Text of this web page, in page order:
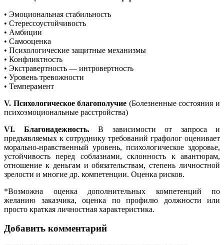
• Эмоциональная стабильность
• Стерессоустойчивость
• Амбиции
• Самооценка
• Психологические защитные механизмы
• Конфликтность
• Экстравертность — интровертность
• Уровень тревожности
• Темперамент
V. Психологическое благополучие (Болезненные состояния и
психоэмоциональные расстройства)
VI. Благонадежность. В зависимости от запроса и
предъявляемых к сотруднику требований графолог оценивает
морально-нравственный уровень, психологическое здоровье,
устойчивость перед соблазнами, склонность к авантюрам,
отношение к деньгам и обязательствам, степень личностной
зрелости и многие др. компетенции. Оценка рисков.
*Возможна оценка дополнительных компетенций по
желанию заказчика, оценка по профилю должности или
просто краткая личностная характеристика.
Добавить комментарий